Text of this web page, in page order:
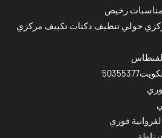
رخيص
حولي تنظيف دكتات تكييف مركزي
فوري